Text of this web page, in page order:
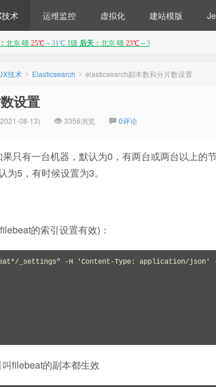
术 运维监控 虚拟化 建站模版
技术 > Elasticsearch > elasticsearch副本数和分片数设置
设置
08-13) 3356浏览 0评论
只有一台机器，默认为0，有两台或两台以上的节
5，有时候设置为3。
的索引设置有效)：
_settings" -H 'Content-Type: application/json'
filebeat的副本都生效